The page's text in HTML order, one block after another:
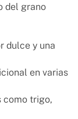
del grano
dulce y una
en varias
como trigo,